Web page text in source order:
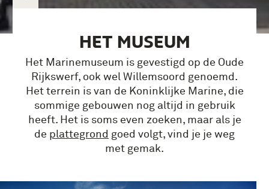
HET MUSEUM
Het Marinemuseum is gevestigd op de Oude
Rijkswerf, ook wel Willemsoord genoemd.
Het terrein is van de Koninklijke Marine, die
sommige gebouwen nog altijd in gebruik
heeft. Het is soms even zoeken, maar als je
de plattegrond goed volgt, vind je je weg
met gemak.